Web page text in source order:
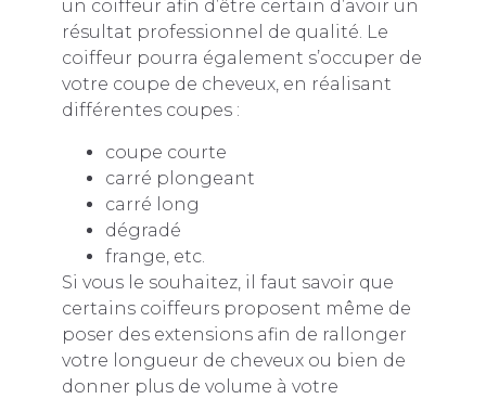
un coiffeur afin d’être certain d’avoir un
résultat professionnel de qualité. Le
coiffeur pourra également s’occuper de
votre coupe de cheveux, en réalisant
différentes coupes :
coupe courte
carré plongeant
carré long
dégradé
frange, etc.
Si vous le souhaitez, il faut savoir que
certains coiffeurs proposent même de
poser des extensions afin de rallonger
votre longueur de cheveux ou bien de
donner plus de volume à votre